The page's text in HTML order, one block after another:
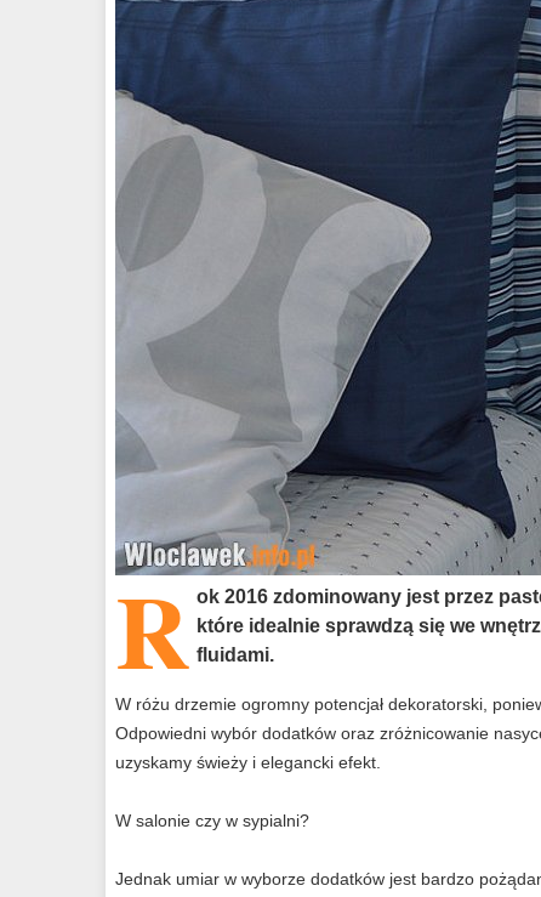
R ok 2016 zdominowany jest przez
które idealnie sprawdzą się we
fluidami.
W różu drzemie ogromny potencjał dekoratorski,
Odpowiedni wybór dodatków oraz zróżnicowanie
uzyskamy świeży i elegancki efekt.
W salonie czy w sypialni?
Jednak umiar w wyborze dodatków jest bardzo